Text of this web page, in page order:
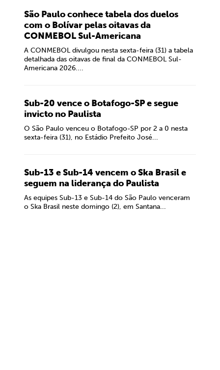
São Paulo conhece tabela dos duelos
com o Bolívar pelas oitavas da
CONMEBOL Sul-Americana
A CONMEBOL divulgou nesta sexta-feira (31) a tabela
detalhada das oitavas de final da CONMEBOL Sul-
Americana 2026....
Sub-20 vence o Botafogo-SP e segue
invicto no Paulista
O São Paulo venceu o Botafogo-SP por 2 a 0 nesta
sexta-feira (31), no Estádio Prefeito José...
Sub-13 e Sub-14 vencem o Ska Brasil e
seguem na liderança do Paulista
As equipes Sub-13 e Sub-14 do São Paulo venceram
o Ska Brasil neste domingo (2), em Santana...